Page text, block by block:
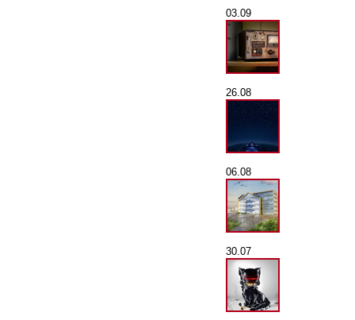
03.09
26.08
06.08
30.07